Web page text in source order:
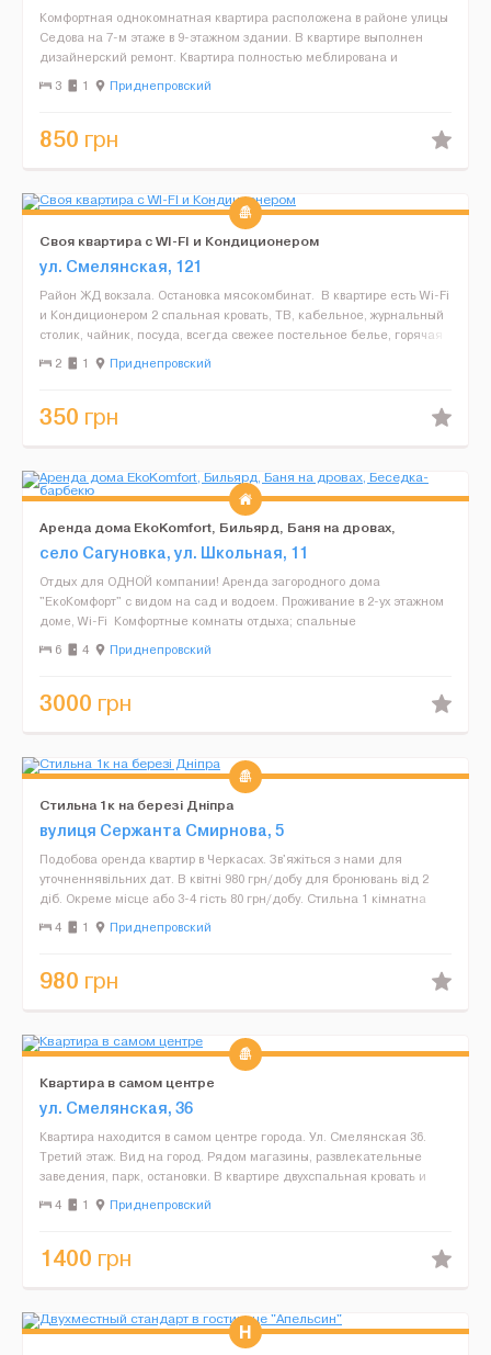
Комфортная однокомнатная квартира расположена в районе улицы
Седова на 7-м этаже в 9-этажном здании. В квартире выполнен
дизайнерский ремонт. Квартира полностью меблирована и
укомплектована необходимой техникой для комфортного про...
3 1 Приднепровский
850 грн
Своя квартира с WI-FI и Кондиционером
ул. Смелянская, 121
Район ЖД вокзала. Остановка мясокомбинат. В квартире есть Wi-Fi
и Кондиционером 2 спальная кровать, ТВ, кабельное, журнальный
столик, чайник, посуда, всегда свежее постельное белье, горячая
вода. Рядом находится магазин, хим...
2 1 Приднепровский
350 грн
Аренда дома EkoKomfort, Бильярд, Баня на дровах,
Беседка-барбекю
село Сагуновка, ул. Школьная, 11
Отдых для ОДНОЙ компании! Аренда загородного дома
"ЕкоКомфорт" с видом на сад и водоем. Проживание в 2-ух этажном
доме, Wi-Fi Комфортные комнаты отдыха; спальные
ортопедические места 2+2+2+1 (+2 в летнее время в бе...
6 4 Приднепровский
3000 грн
Стильна 1к на березі Дніпра
вулиця Сержанта Смирнова, 5
Подобова оренда квартир в Черкасах. Зв'яжіться з нами для
уточненнявільних дат. В квітні 980 грн/добу для бронювань від 2
діб. Окреме місце або 3-4 гість 80 грн/добу. Стильна 1 кімнатна
квартира для 2-4 гостей або родин з дітка...
4 1 Приднепровский
980 грн
Квартира в самом центре
ул. Смелянская, 36
Квартира находится в самом центре города. Ул. Смелянская 36.
Третий этаж. Вид на город. Рядом магазины, развлекательные
заведения, парк, остановки. В квартире двухспальная кровать и
диван. Всё необходимое для проживания - постели,...
4 1 Приднепровский
1400 грн